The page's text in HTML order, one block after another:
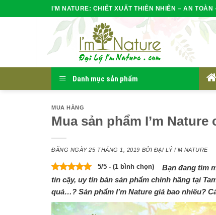
to
I'M NATURE: CHIẾT XUẤT THIÊN NHIÊN – AN TOÀN
Danh mục sản phẩm
MUA HÀNG
Mua sản phẩm I’m
ĐĂNG NGÀY25 THÁNG 1, 2019 BỞI ĐẠI LÝ I'M NATURE
5/5 - (1 bình chọn)
Bạn đang tìm
tin cậy, uy tín bán sản phẩm chính hãng tại
quả…? Sản phẩm I’m Nature giá bao nhiêu?